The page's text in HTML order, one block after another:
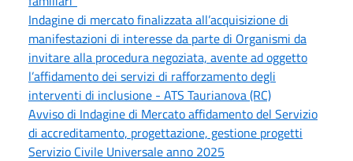
Indagine di mercato finalizzata all’acquisizione di
manifestazioni di interesse da parte di Organismi da
invitare alla procedura negoziata, avente ad oggetto
l’affidamento dei servizi di rafforzamento degli
interventi di inclusione - ATS Taurianova (RC)
Avviso di Indagine di Mercato affidamento del Servizio
di accreditamento, progettazione, gestione progetti
Servizio Civile Universale anno 2025